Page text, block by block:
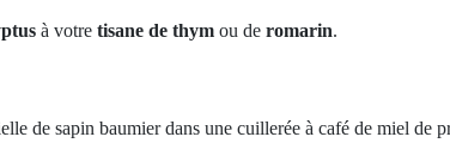
à votre tisane de thym ou de romarin.
de sapin baumier dans une cuillerée à café de miel de